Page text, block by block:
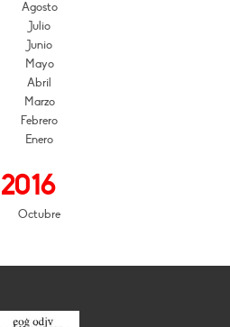
Agosto
Julio
Junio
Mayo
Abril
Marzo
Febrero
Enero
2016
Octubre